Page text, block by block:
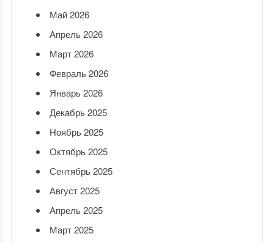
Май 2026
Апрель 2026
Март 2026
Февраль 2026
Январь 2026
Декабрь 2025
Ноябрь 2025
Октябрь 2025
Сентябрь 2025
Август 2025
Апрель 2025
Март 2025